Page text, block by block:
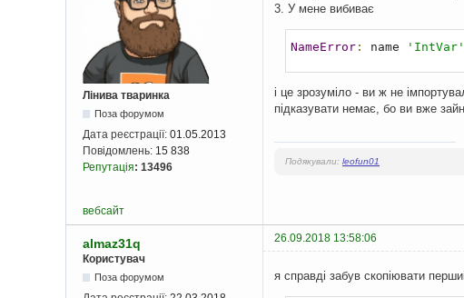
Лінива тваринка
Поза форумом
Дата реєстрації: 01.05.2013
Повідомлень: 15 838
Репутація: 13496
3. У мене вибиває
NameError: name 'IntVar'
і це зрозуміло - ви ж не
підказувати немає, бо ви вже
Подякували: leofun01
вебсайт
almaz31q
26.09.2018 13:58:06
Користувач
Поза форумом я справді забув скопіювати